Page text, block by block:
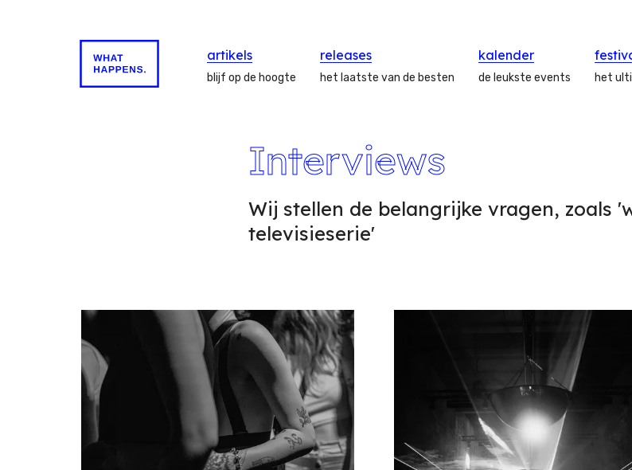
artikels
blijf op de hoogte
releases
het laatste van de besten
kalender
de leukste events het
Interviews
Wij stellen de belangrijke vragen, zoals
televisieserie'